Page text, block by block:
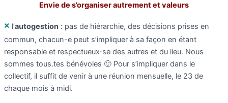
Envie de s’organiser autrement et valeurs
× l’autogestion : pas de hiérarchie, des décisions prises en
commun, chacun-e peut s’impliquer à sa façon en étant
responsable et respectueux⋅se des autres et du lieu. Nous
sommes tous.tes bénévoles 🙂 Pour s’impliquer dans le
collectif, il suffit de venir à une réunion mensuelle, le 23 de
chaque mois à midi.